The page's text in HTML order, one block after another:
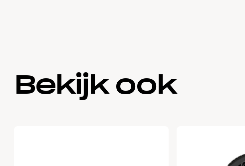
Bekijk ook